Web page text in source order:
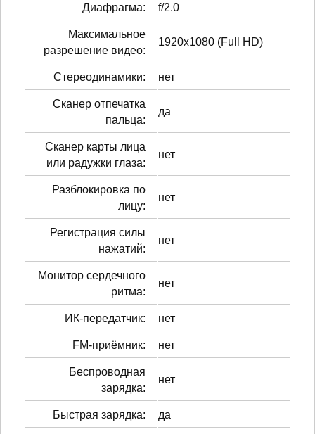
Диафрагма: f/2.0
Максимальное
разрешение видео:
1920x1080 (Full HD)
Стереодинамики: нет
Сканер отпечатка
пальца:
да
Сканер карты лица
или радужки глаза:
нет
Разблокировка по
лицу:
нет
Регистрация силы
нажатий:
нет
Монитор сердечного
ритма:
нет
ИК-передатчик: нет
FM-приёмник: нет
Беспроводная
зарядка:
нет
Быстрая зарядка: да